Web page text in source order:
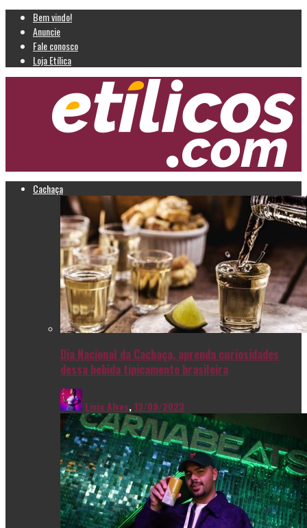
Bem vindo!
Anuncie
Fale conosco
Loja Etílica
Cachaça
Dia Nacional da Cachaça, aprenda curiosidades
dessa bebida tipicamente brasileira
Livia Alves,13/09/2023